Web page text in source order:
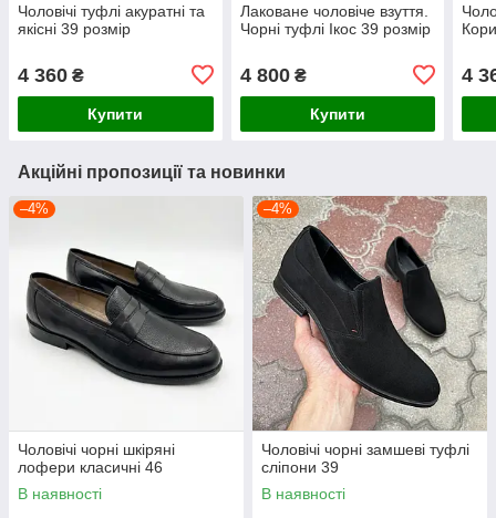
Чоловічі туфлі акуратні та
якісні 39 розмір
4 360 ₴
Купити
Лаковане чоловіче взуття.
Чорні туфлі Ікос 39 розмір
4 800₴
Купити
4
Акційні пропозиції та новинки
–4%
Чоловічі чорні шкіряні
лофери класичні 46
В наявності
–4%
Чоловічі чорні замшеві туфлі
сліпони 39
В наявності